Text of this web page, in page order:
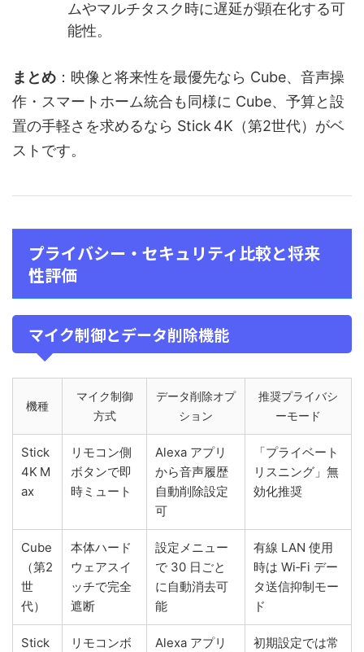
ムやマルチタスク時に遅延が顕在化する可
能性。
まとめ ：映像と将来性を最優先なら Cube、音声操
作・スマートホーム統合も同様に Cube、予算と設
置の手軽さを求めるなら Stick 4K（第2世代）がベ
ストです。
プライバシー・セキュリティ比較と将来
性評価
マイク制御とデータ削除機能
機種
マイク制御
方式
データ削除オプ
ション
推奨プライバシ
ーモード
Stick
4K M
ax
リモコン側
ボタンで即
時ミュート
Alexa アプリ
から音声履歴
自動削除設定
可
「プライベート
リスニング」無
効化推奨
Cube
（第2
世
代）
本体ハード
ウェアスイ
ッチで完全
遮断
設定メニュー
で 30 日ごと
に自動消去可
能
有線 LAN 使用
時は Wi‑Fi デー
タ送信抑制モー
ド
Stick
リモコンボ
Alexa アプリ
初期設定では常